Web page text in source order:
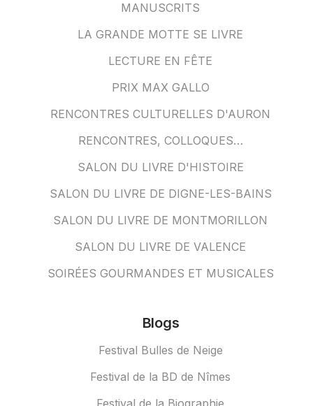
MANUSCRITS
LA GRANDE MOTTE SE LIVRE
LECTURE EN FÊTE
PRIX MAX GALLO
RENCONTRES CULTURELLES D'AURON
RENCONTRES, COLLOQUES…
SALON DU LIVRE D'HISTOIRE
SALON DU LIVRE DE DIGNE-LES-BAINS
SALON DU LIVRE DE MONTMORILLON
SALON DU LIVRE DE VALENCE
SOIRÉES GOURMANDES ET MUSICALES
Blogs
Festival Bulles de Neige
Festival de la BD de Nîmes